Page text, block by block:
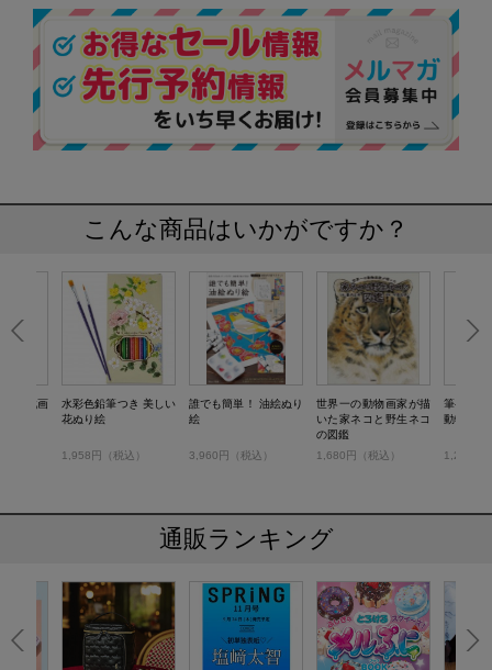
こんな商品はいかがですか？
鳥獣戯画
水彩色鉛筆つき 美しい
花ぬり絵
1,958円（税込）
誰でも簡単！ 油絵ぬり
絵
3,960円（税込）
世界一の動物画家が描
いた家ネコと野生ネコ
の図鑑
1,680円（税込）
筆ペンで
動物たち
1,210円
通販ランキング